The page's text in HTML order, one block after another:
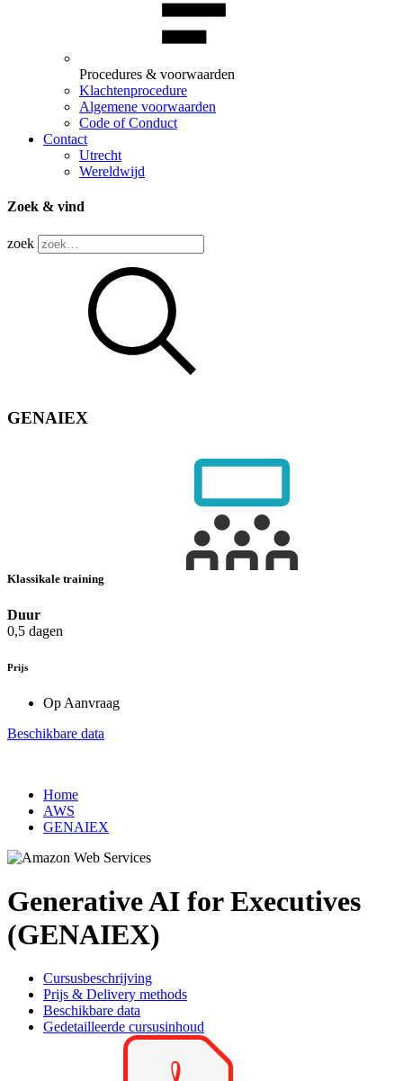
Procedures & voorwaarden
Klachtenprocedure
Algemene voorwaarden
Code of Conduct
Contact
Utrecht
Wereldwijd
Zoek & vind
zoek
GENAIEX
Klassikale training
Duur
0,5 dagen
Prijs
Op Aanvraag
Beschikbare data
Home
AWS
GENAIEX
Generative AI for Executives
(GENAIEX)
Cursusbeschrijving
Prijs & Delivery methods
Beschikbare data
Gedetailleerde cursusinhoud